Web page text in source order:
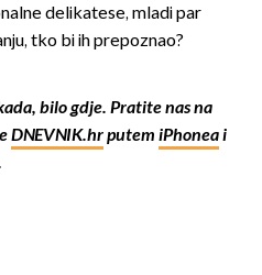
delikatese, mladi par
tko bi ih prepoznao?
bilo gdje. Pratite nas na
DNEVNIK.hrputem iPhoneai